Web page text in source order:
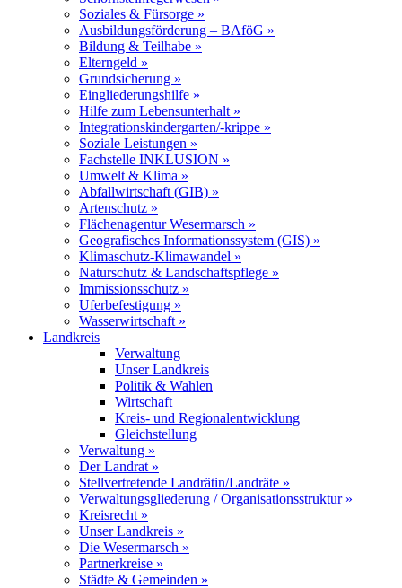
Soziales & Fürsorge »
Ausbildungsförderung – BAföG »
Bildung & Teilhabe »
Elterngeld »
Grundsicherung »
Eingliederungshilfe »
Hilfe zum Lebensunterhalt »
Integrationskindergarten/-krippe »
Soziale Leistungen »
Fachstelle INKLUSION »
Umwelt & Klima »
Abfallwirtschaft (GIB) »
Artenschutz »
Flächenagentur Wesermarsch »
Geografisches Informationssystem (GIS) »
Klimaschutz-Klimawandel »
Naturschutz & Landschaftspflege »
Immissionsschutz »
Uferbefestigung »
Wasserwirtschaft »
Landkreis
Verwaltung
Unser Landkreis
Politik & Wahlen
Wirtschaft
Kreis- und Regionalentwicklung
Gleichstellung
Verwaltung »
Der Landrat »
Stellvertretende Landrätin/Landräte »
Verwaltungsgliederung / Organisationsstruktur »
Kreisrecht »
Unser Landkreis »
Die Wesermarsch »
Partnerkreise »
Städte & Gemeinden »